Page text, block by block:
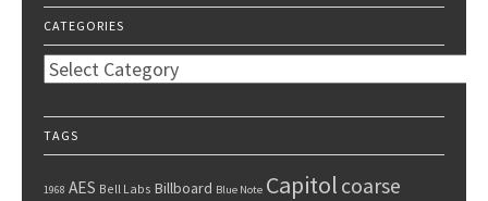
CATEGORIES
Categories
TAGS
1968 AES Bell Labs Billboard Blue Note Capitol coarse